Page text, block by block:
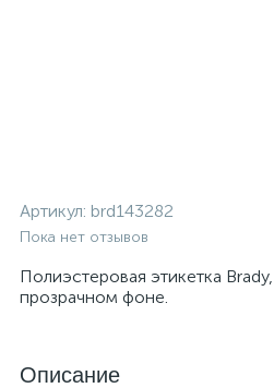
Артикул: brd143282
Пока нет отзывов
Полиэстеровая этикетка
прозрачном фоне.
Описание